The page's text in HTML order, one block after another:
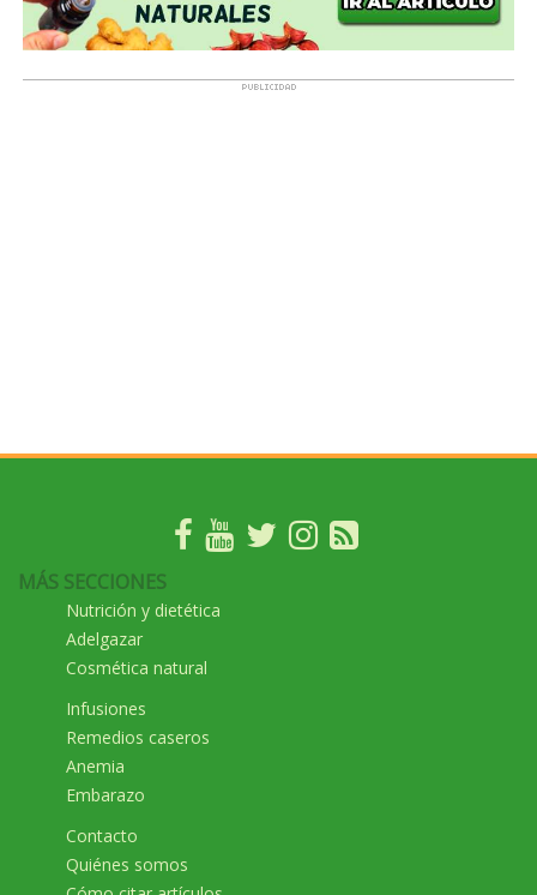
MÁS SECCIONES
Nutrición y dietética
Adelgazar
Cosmética natural
Infusiones
Remedios caseros
Anemia
Embarazo
Contacto
Quiénes somos